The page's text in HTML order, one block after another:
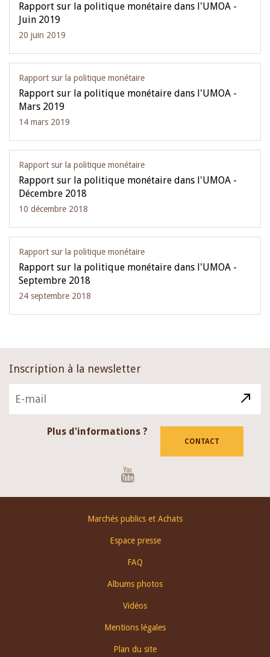
Rapport sur la politique monétaire dans l'UMOA -
Juin 2019
20 juin 2019
Rapport sur la politique monétaire
Rapport sur la politique monétaire dans l'UMOA -
Mars 2019
14 mars 2019
Rapport sur la politique monétaire
Rapport sur la politique monétaire dans l'UMOA -
Décembre 2018
10 décembre 2018
Rapport sur la politique monétaire
Rapport sur la politique monétaire dans l'UMOA -
Septembre 2018
24 septembre 2018
Inscription à la newsletter
Plus d'informations ?
CONTACT
Marchés publics et Achats
Espace presse
FAQ
Albums photos
Vidéos
Mentions légales
Plan du site